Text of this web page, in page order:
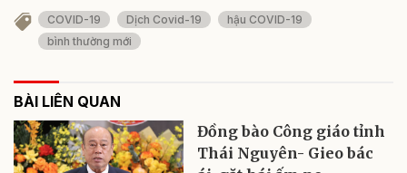
COVID-19 Dịch Covid-19
hậu COVID-19
bình thường mới
BÀI LIÊN QUAN
Đồng bào Công giáo tỉnh
Thái Nguyên- Gieo bác